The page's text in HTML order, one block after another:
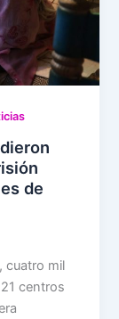
de
cuatro mil
centros